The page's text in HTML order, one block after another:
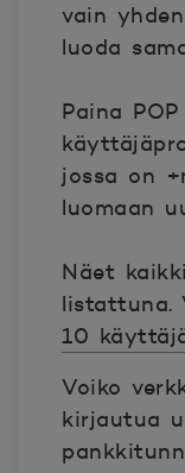
vain
luoda
Paina
jossa on
luomaan
Näet
listattuna.
10
Voiko
kirjautua